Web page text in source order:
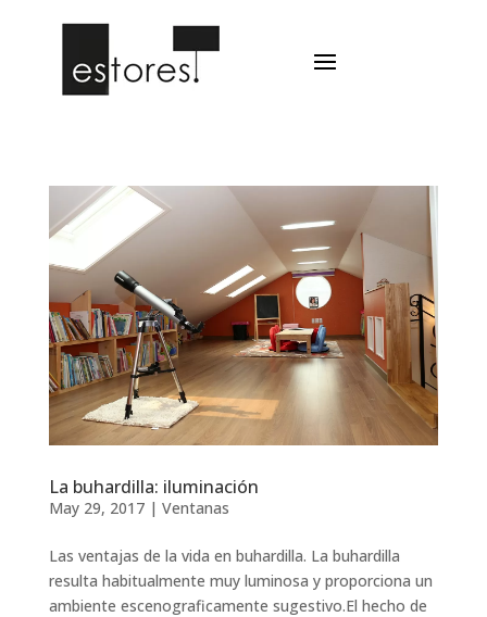
La buhardilla: iluminación
May 29, 2017| Ventanas
Las ventajas de la vida en buhardilla. La buhardilla
resulta habitualmente muy luminosa y proporciona un
ambiente escenograficamente sugestivo.El hecho de